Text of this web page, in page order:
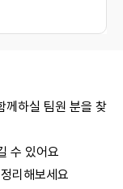
께하실 팀원 분을 찾
수 있어요
리해보세요